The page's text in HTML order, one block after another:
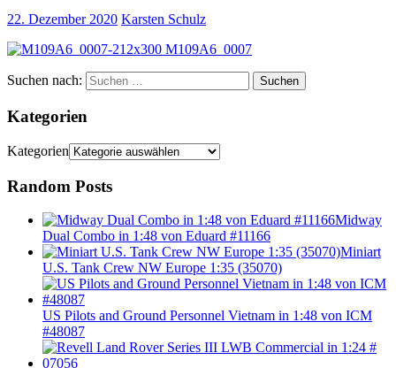
22. Dezember 2020 Karsten Schulz
Suchen nach: Suchen
Kategorien
Kategorien
Random Posts
Midway
Dual Combo in 1:48 von Eduard #11166
Miniart
U.S. Tank Crew NW Europe 1:35 (35070)
US Pilots and Ground Personnel Vietnam in 1:48 von ICM
#48087